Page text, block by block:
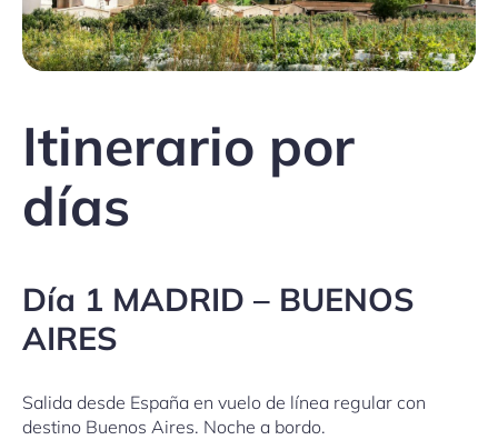
Itinerario por
días
Día 1 MADRID – BUENOS
AIRES
Salida desde España en vuelo de línea regular con
destino Buenos Aires. Noche a bordo.